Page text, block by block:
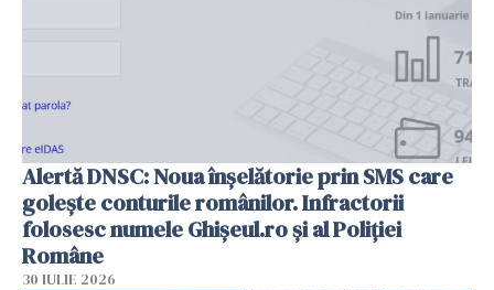
Alertă DNSC: Noua înșelătorie prin SMS care
golește conturile românilor. Infractorii
folosesc numele Ghișeul.ro și al Poliției
Române
30 IULIE 2026